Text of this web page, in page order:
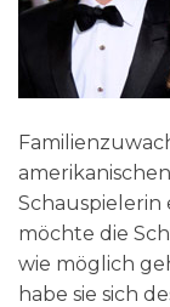
amerikanischen
möchte die
wie möglich
habe sie sich